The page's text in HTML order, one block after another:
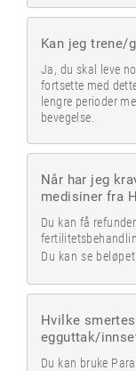
Kan jeg trene/
Ja, du skal leve
fortsette med
lengre perioder
bevegelse.
Når har jeg
medisiner fra
Du kan få
Du kan se
Hvilke
egguttak/
Du kan bruke